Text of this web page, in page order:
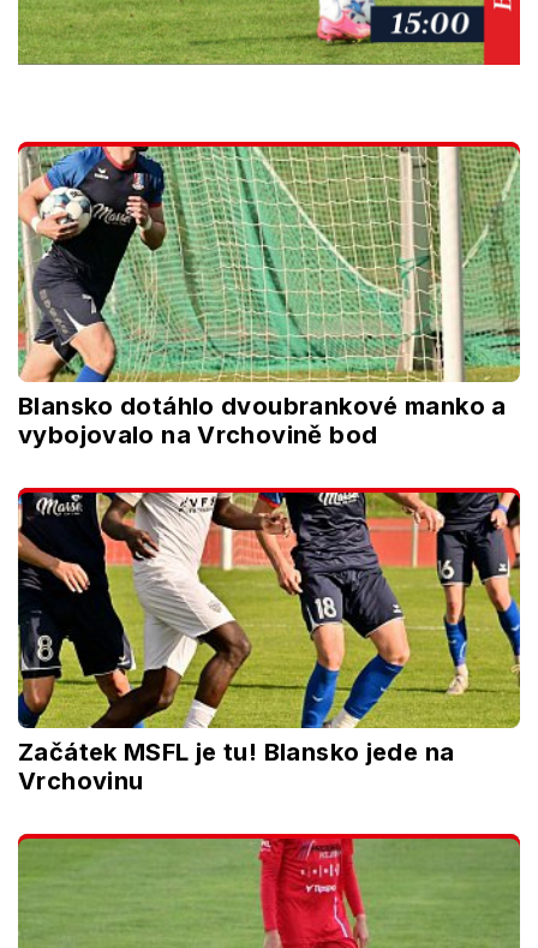
Blansko dotáhlo dvoubrankové manko a
vybojovalo na Vrchovině bod
Začátek MSFL je tu! Blansko jede na
Vrchovinu